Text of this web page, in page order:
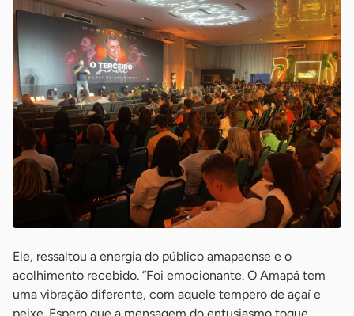
Ele, ressaltou a energia do público amapaense e o
acolhimento recebido. “Foi emocionante. O Amapá tem
uma vibração diferente, com aquele tempero de açaí e